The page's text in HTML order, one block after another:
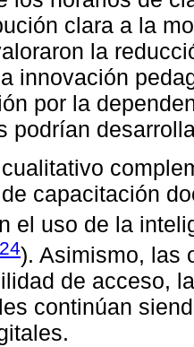
clara a la
la
innovación
por la
podrían
capacitación
el uso de la
). Asimismo, las
de acceso,
continúan